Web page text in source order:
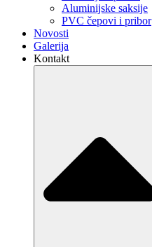
Aluminijske saksije
PVC čepovi i pribor
Novosti
Galerija
Kontakt